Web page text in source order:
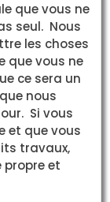
que vous ne
seul. Nous
les choses
que vous ne
ce sera un
nous
Si vous
et que vous
travaux,
propre et